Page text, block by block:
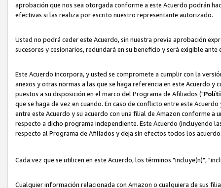
aprobación que nos sea otorgada conforme a este Acuerdo podrán
efectivas si las realiza por escrito nuestro representante autorizado.
Usted no podrá ceder este Acuerdo, sin nuestra previa aprobación
sucesores y cesionarios, redundará en su beneficio y será exigible
Este Acuerdo incorpora, y usted se compromete a cumplir con la
anexos y otras normas a las que se haga referencia en este Acuerdo
puestos a su disposición en el marco del Programa de Afiliados ("
que se haga de vez en cuando. En caso de conflicto entre este
entre este Acuerdo y su acuerdo con una filial de Amazon conforme
respecto a dicho programa independiente. Este Acuerdo (incluyendo
respecto al Programa de Afiliados y deja sin efectos todos los
Cada vez que se utilicen en este Acuerdo, los términos "incluye(n)",
Cualquier información relacionada con Amazon o cualquiera de sus